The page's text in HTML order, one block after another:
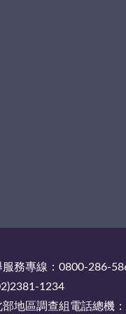
服務專線：0800-286-
1234
地區調查組電話總機